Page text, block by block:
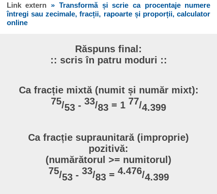
Link extern» Transformă și scrie ca procentaje numere
întregi sau zecimale, fracții, rapoarte și proporții, calculator
online
Răspuns final:
:: scris în patru moduri ::
Ca fracție mixtă (numit și număr mixt):
75/53 - 33/83 = 1 77/4.399
Ca fracție supraunitară (improprie)
pozitivă:
(numărătorul >= numitorul)
75/53 - 33/83 = 4.476/4.399